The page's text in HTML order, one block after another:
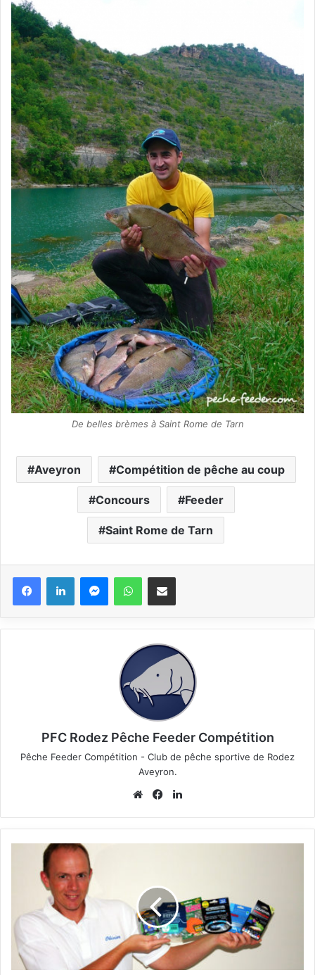
De belles brèmes à Saint Rome de Tarn
Aveyron Compétition de pêche au coup
Concours Feeder
Saint Rome de Tarn
PFC Rodez Pêche Feeder Compétition
Pêche Feeder Compétition - Club de pêche sportive de Rodez
Aveyron.
We
te
Fa
bo
ok
din
s